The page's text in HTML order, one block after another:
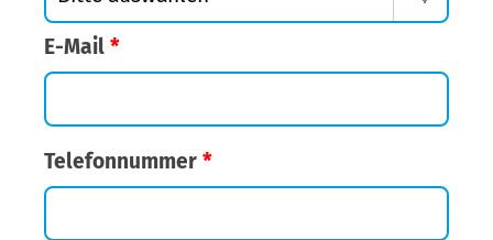
E-Mail *
Telefonnummer *